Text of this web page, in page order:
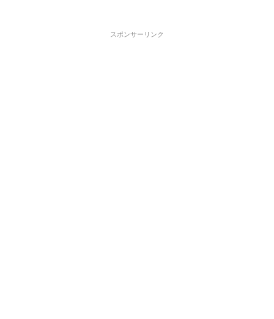
スポンサーリンク